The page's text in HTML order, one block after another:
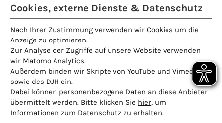
Unser Partner für kulinarische
Stadtführungen:
Cookies, externe Dienste & Datenschutz
Nach Ihrer Zustimmung verwenden wir Cookies um die
Anzeige zu optimieren.
Zur Analyse der Zugriffe auf unsere Website verwenden
wir Matomo Analytics.
Außerdem binden wir Skripte von YouTube und Vimeo,
sowie des DJH ein.
Dabei können personenbezogene Daten an diese Anbieter
übermittelt werden. Bitte klicken Sie hier, um
Informationen zum Datenschutz zu erhalten.